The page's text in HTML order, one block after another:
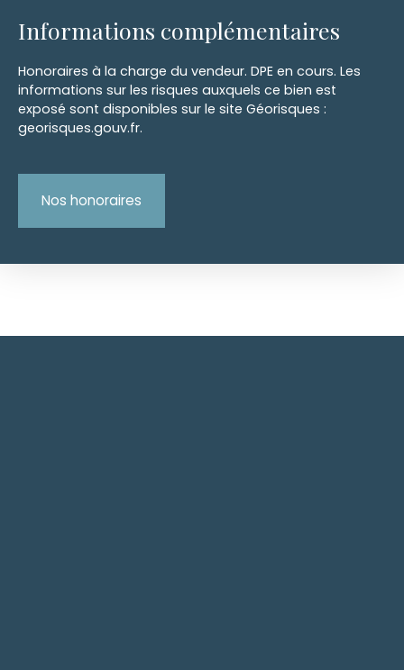
Informations complémentaires
Honoraires à la charge du vendeur. DPE en cours. Les
informations sur les risques auxquels ce bien est
exposé sont disponibles sur le site Géorisques :
georisques.gouv.fr.
Nos honoraires